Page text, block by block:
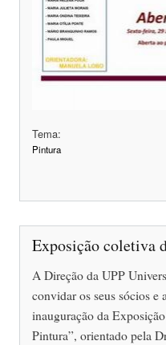
Tema:
Pintura
Exposição coletiva
A Direção da UPP
convidar os seus sócios e
inauguração da
Pintura”, orientado pela